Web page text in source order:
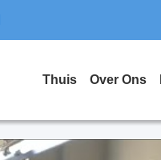
Thuis Over Ons